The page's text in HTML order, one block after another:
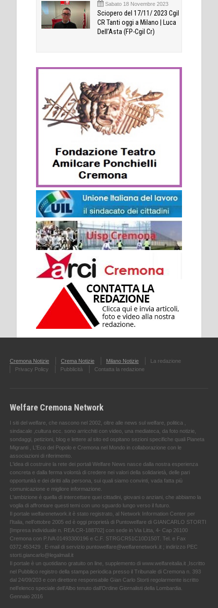
Sabato 18 Novembre 2023
Sciopero del 17/11/ 2023 Cgil
CR Tanti oggi a Milano | Luca
Dell’Asta (FP-Cgil Cr)
Cremona Notizie Crema Notizie Milano Notizie
La redazione
Privacy Policy
Pubblicità Contatta la redazione
Welfare Cremona Network
I siti del welfare, che nascono nel 2002, oltre alle news sul welfare, politica ,
sindacale ,cultura ecc. sono arricchiti con video, una mediateca, da foto notizie,
sondaggi, petizioni, blog e lettere al sito ed ospitano sezioni specifiche quali Pianeta
Migranti , L'Eco del Popolo e Cremona nel Mondo in collaborazione con le
associazioni di riferimento.
L'idea di costruire la rete dei portali Welfare News nasce dalla nostra esperienza
concreta e dalla ferma volontà di credere nei valori della solidarietà, delle pari
opportunità e dei diritti alla persona, sui quali siamo convinti, vada fatta più
comunicazione e migliore informazione.
L'ambizione è quella di intercettare quei cittadini, giovani o anziani, che abbiamo la
voglia di affrontare questi temi con uno sguardo lungo verso il futuro.
Il portale welfarenetwork.it è stato registrato, al Network Information Center per
l'Italia, nell’ottobre 2005 ed è oggi proprietà di Puntowelfare di GIANCARLO STORTI
[Impresa individuale n. REA CR-188702] con sede in Via Litta, 4- Cap 26100
Cremona con P.IVA 01493300196 e C.F. STRGCR51C10D150T. Tel. e Fax
0372.453429 . E-mail di servizio puntowelfare@welfarenetwork.it ; indirizzo PEC
storti.giancarlo@legalmail.it
Il portale è un quotidiano gratuito on line, supplemento di www.welfareitalia.it ,Iscritto
nel Pubblico registro della stampa periodica presso il Tribunale di Cremona n. 393
dal 24/09/203 e con direttore responsabile Gian Carlo Storti regolarmente iscritto
nell’elenco speciale dell’Albo tenuto dall’Ordine Giornalisti della Lombardia.
Gennaio 2016